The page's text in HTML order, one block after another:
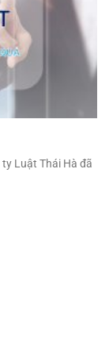
Luật Thái Hà đã